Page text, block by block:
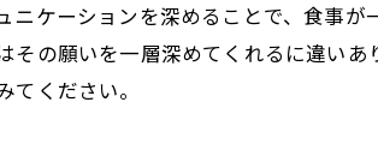
炉端焼きが引
香ばしい炉端
ニケーションを深めることで、食事
その願いを一層深めてくれるに違い
ください。